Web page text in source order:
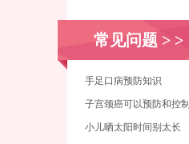
常见问题 > >
手足口病预防知识
子宫颈癌可以预防和控制
小儿晒太阳时间别太长